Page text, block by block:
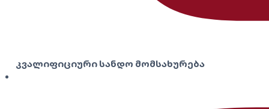
კვალიფიციური სანდო მომსახურება